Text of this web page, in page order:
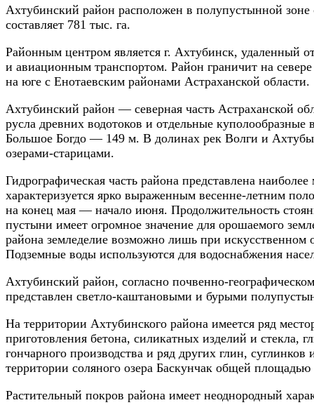
Ахтубинский район расположен в полупустынной зоне
составляет 781 тыс. га.
Районным центром является г. Ахтубинск, удаленный
и авиационным транспортом. Район граничит на
на юге с Енотаевским районами Астраханской области.
Ахтубинский район — северная часть Астраханской
русла древних водотоков и отдельные
Большое Богдо — 149 м. В долинах рек Волги и Ахтубы
озерами-старицами.
Гидрографическая часть района представлена
характеризуется ярко выраженным весенне-летним
на конец мая — начало июня. Продолжительность
пустыни имеет огромное значение для орошаемого
района земледелие возможно лишь при
Подземные воды используются для водоснабжения
Ахтубинский район, согласно почвенно-
представлен светло-каштановыми и бурыми
На территории Ахтубинского района имеется ряд
приготовления бетона, силикатных изделий и стекла,
гончарного производства и ряд других глин,
территории соляного озера Баскунчак общей
Растительный покров района имеет неоднородный